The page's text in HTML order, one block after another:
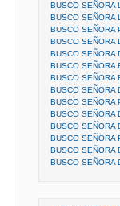
BUSCO SEÑORA
BUSCO SEÑORA
BUSCO SEÑORA
BUSCO SEÑORA
BUSCO SEÑORA
BUSCO SEÑORA
BUSCO SEÑORA
BUSCO SEÑORA
BUSCO SEÑORA
BUSCO SEÑORA
BUSCO SEÑORA
BUSCO SEÑORA
BUSCO SEÑORA
BUSCO SEÑORA